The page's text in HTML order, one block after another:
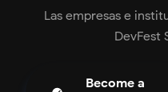
Las empresas e
DevFest
Become a